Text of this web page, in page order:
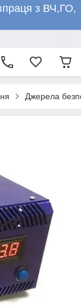
з ВЧ,ГО,
Джерела